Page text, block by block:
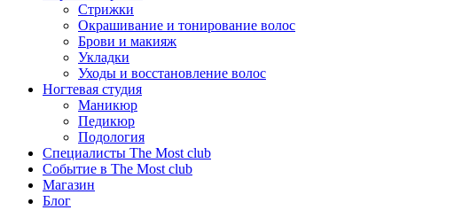
Стрижки
Окрашивание и тонирование волос
Брови и макияж
Укладки
Уходы и восстановление волос
Ногтевая студия
Маникюр
Педикюр
Подология
Специалисты The Most club
Событие в The Most club
Магазин
Блог